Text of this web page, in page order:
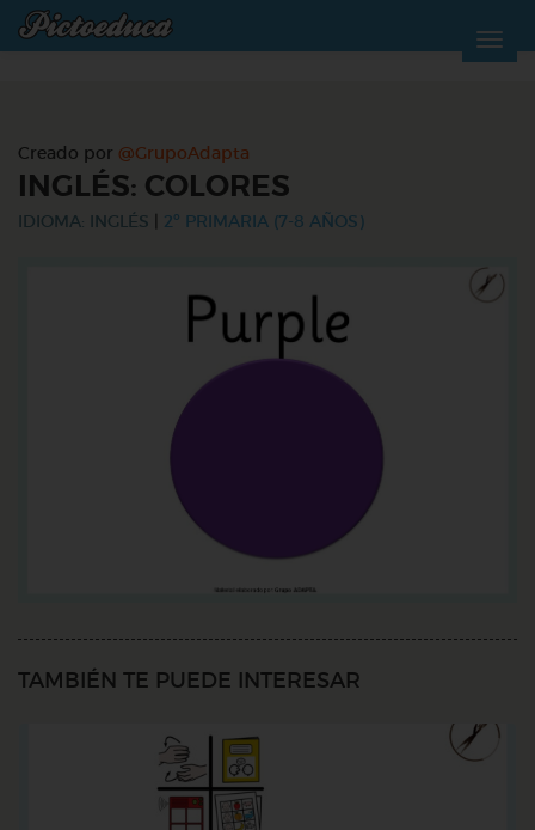
Creado por @GrupoAdapta
INGLÉS: COLORES
IDIOMA: INGLÉS 2º PRIMARIA (7-8 AÑOS)
TAMBIÉN TE PUEDE INTERESAR